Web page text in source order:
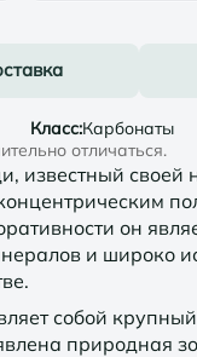
Класс:Карбонаты
отличаться.
известный своей
он
и широко
собой
природная